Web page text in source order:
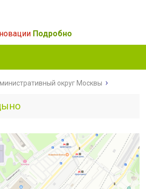
Подробно
округ Москвы